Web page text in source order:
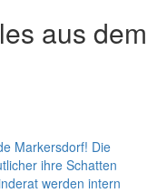
aus dem
Markersdorf! Die
ihre Schatten
werden intern